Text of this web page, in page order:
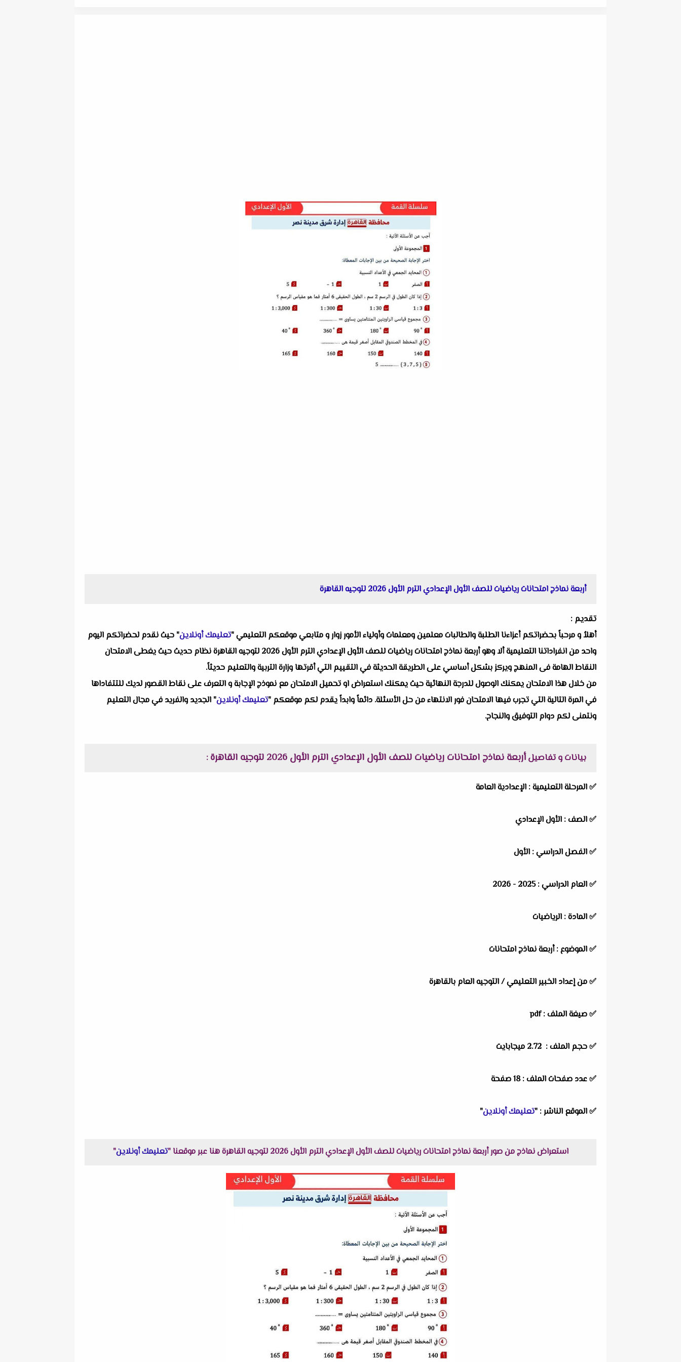
أربعة نماذج امتحانات رياضيات للصف الأول الإعدادي الترم الأول 2026 لتوجيه القاهرة
تقديم :
أهلاُ و مرحباً بحضراتكم أعزاءنا الطلبة والطالبات معلمين ومعلمات وأولياء الأمور زوار و متابعي موقعكم التعليمي "تعليمك أونلاين" حيث نقدم لحضراتكم اليوم
واحد من انفراداتنا التعليمية ألا وهو أربعة نماذج امتحانات رياضيات للصف الأول الإعدادي الترم الأول 2026 لتوجيه القاهرة نظام حديث حيث يغطى الامتحان
النقاط الهامة فى المنهج ويركز بشكل أساسي على الطريقة الحديثة في التقييم التي أقرتها وزارة التربية والتعليم حديثاً.
من خلال هذا الامتحان يمكنك الوصول للدرجة النهائية حيث يمكنك استعراض او تحميل الامتحان مع نموذج الإجابة و التعرف على نقاط القصور لديك للتتفاداها
في المرة التالية التي تجرب فيها الامتحان فور الانتهاء من حل الأسئلة. دائماً وابداً يقدم لكم موقعكم "تعليمك أونلاين" الجديد والفريد في مجال التعليم
ونتمنى لكم دوام التوفيق والنجاح.
بيانات و تفاصيلأربعة نماذج امتحانات رياضيات للصف الأول الإعدادي الترم الأول 2026 لتوجيه القاهرة :
✅المرحلة التعليمية : الإعدادية العامة
✅الصف : الأول الإعدادي
✅الفصل الدراسي : الأول
✅العام الدراسي :2025 - 2026
✅المادة : الرياضيات
✅الموضوع :أربعة نماذج امتحانات
✅من إعداد الخبير التعليمي / التوجيه العام بالقاهرة
✅ صيغة الملف : pdf
✅ حجم الملف : 2.72 ميجابايت
✅ عدد صفحات الملف : 18 صفحة
✅الموقع الناشر : "تعليمك أونلاين"
استعراض نماذج من صور أربعة نماذج امتحانات رياضيات للصف الأول الإعدادي الترم الأول 2026 لتوجيه القاهرة هنا عبر موقعنا " تعليمك أونلاين"